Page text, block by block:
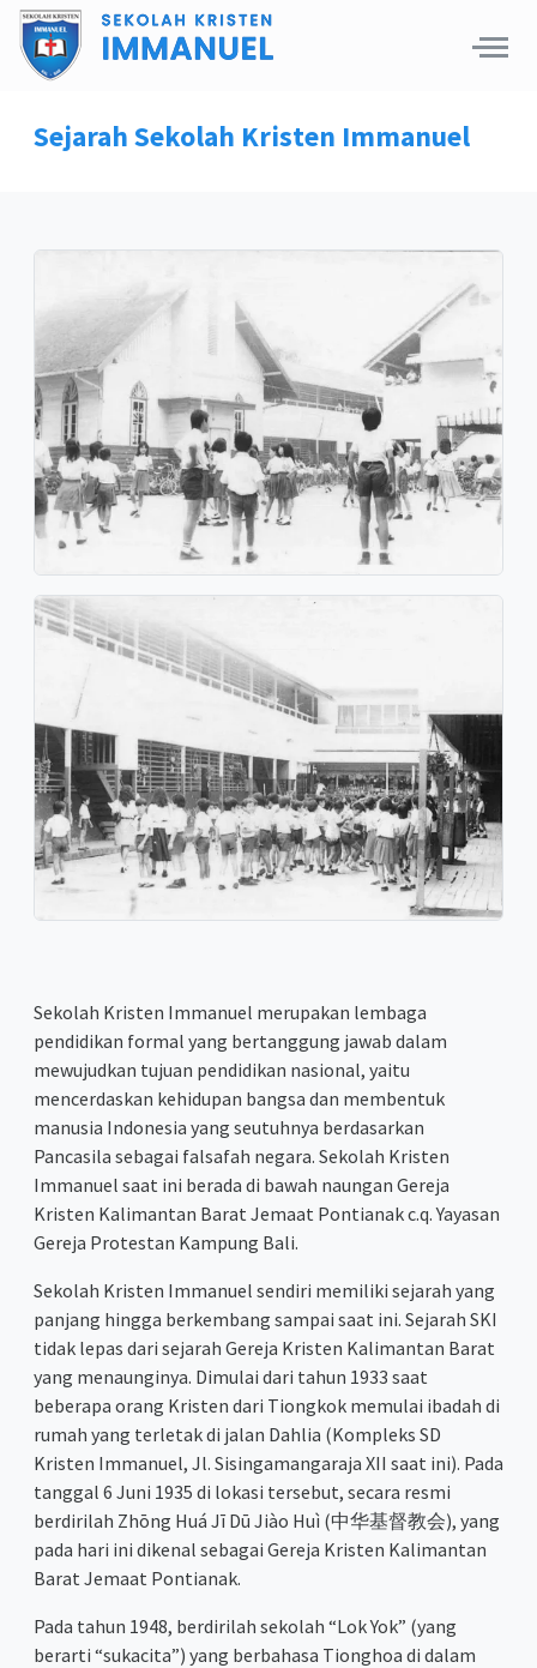
Sejarah Sekolah Kristen Immanuel
Sekolah Kristen Immanuel merupakan lembaga
pendidikan formal yang bertanggung jawab dalam
mewujudkan tujuan pendidikan nasional, yaitu
mencerdaskan kehidupan bangsa dan membentuk
manusia Indonesia yang seutuhnya berdasarkan
Pancasila sebagai falsafah negara. Sekolah Kristen
Immanuel saat ini berada di bawah naungan Gereja
Kristen Kalimantan Barat Jemaat Pontianak c.q. Yayasan
Gereja Protestan Kampung Bali.
Sekolah Kristen Immanuel sendiri memiliki sejarah yang
panjang hingga berkembang sampai saat ini. Sejarah SKI
tidak lepas dari sejarah Gereja Kristen Kalimantan Barat
yang menaunginya. Dimulai dari tahun 1933 saat
beberapa orang Kristen dari Tiongkok memulai ibadah di
rumah yang terletak di jalan Dahlia (Kompleks SD
Kristen Immanuel, Jl. Sisingamangaraja XII saat ini). Pada
tanggal 6 Juni 1935 di lokasi tersebut, secara resmi
berdirilah Zhōng Huá Jī Dū Jiào Huì (中华基督教会), yang
pada hari ini dikenal sebagai Gereja Kristen Kalimantan
Barat Jemaat Pontianak.
Pada tahun 1948, berdirilah sekolah “Lok Yok” (yang
berarti “sukacita”) yang berbahasa Tionghoa di dalam